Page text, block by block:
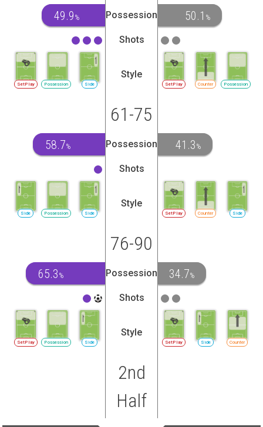
49.9 % Possession 50.1 %
Shots
Side
Possession
SetPlay
Style
SetPlay Counter Possession
61-75
58.7% Possession 41.3 %
Shots
Side
Possession
Side
Style
SetPlay Counter Side
76-90
65.3 % Possession 34.7%
Shots
Side
Possession
SetPlay
Style
SetPlay Side Counter
2nd
Half